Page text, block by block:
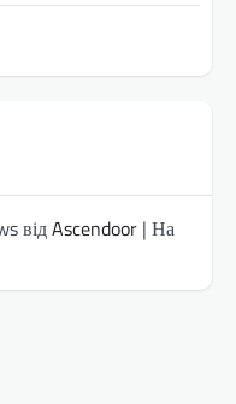
відAscendoor | На